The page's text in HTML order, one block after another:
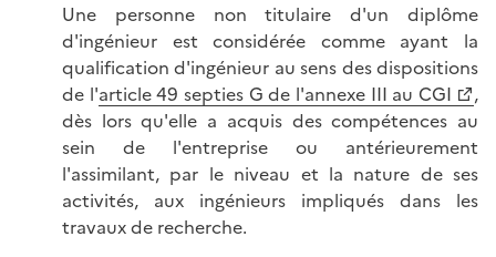
Une personne non titulaire d'un diplôme
d'ingénieur est considérée comme ayant la
qualification d'ingénieur au sens des dispositions
de l'article 49 septies G de l'annexe III au CGI
,
dès lors qu'elle a acquis des compétences au
sein de l'entreprise ou antérieurement
l'assimilant, par le niveau et la nature de ses
activités, aux ingénieurs impliqués dans les
travaux de recherche.